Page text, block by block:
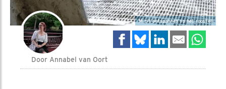
M zit ontspannen op het rooster
Door Annabel van Oort